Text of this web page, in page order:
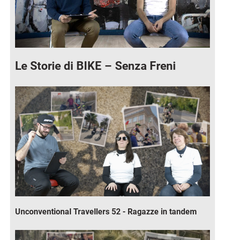
Le Storie di BIKE – Senza Freni
Immagine
Unconventional Travellers 52 - Ragazze in tandem
Immagine